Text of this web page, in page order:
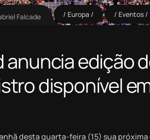
Falcade Europa Eventos
edição
disponível
desta quarta-feira (15) sua